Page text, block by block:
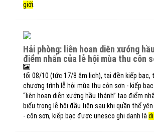
giới
hải phòng: liên hoan diễn xướng hầu thánh -
điểm nhấn của lễ hội mùa thu côn
tối 08/10 (tức 17/8 âm lịch), tại đền kiếp bạc,
chương trình lễ hội mùa thu côn sơn - kiếp
“liên hoan diễn xướng hầu thánh” tạo điểm
biểu trong lễ hội đầu tiên sau khi quần thể
- côn sơn, kiếp bạc được unesco ghi danh là